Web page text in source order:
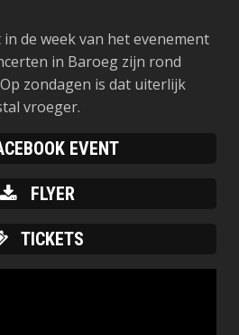
de week van het evenement
in Baroeg zijn rond
zondagen is dat uiterlijk
vroeger.
EVENT
FLYER
TICKETS